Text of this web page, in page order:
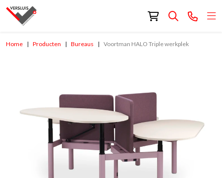
Home Producten Bureaus Voortman HALO Triple werkplek